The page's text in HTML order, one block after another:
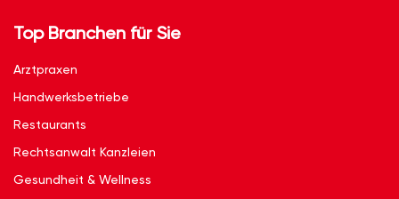
Top Branchen für Sie
Arztpraxen
Handwerksbetriebe
Restaurants
Rechtsanwalt Kanzleien
Gesundheit & Wellness